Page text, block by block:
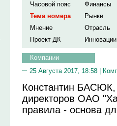
Часовой пояс
Финансы
Тема номера
Рынки
Мнение
Отрасль
Проект ДК
Инновации
Компании
25 Августа 2017, 18:58 |
Константин БАСЮК,
директоров ОАО
правила - основа